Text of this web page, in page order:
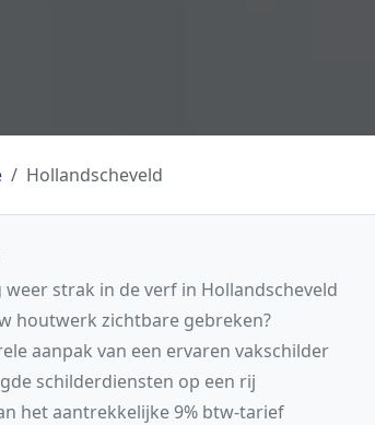
Hollandscheveld
strak in de verf in Hollandscheveld
houtwerk zichtbare gebreken?
aanpak van een ervaren vakschilder
schilderdiensten op een rij
het aantrekkelijke 9% btw-tarief